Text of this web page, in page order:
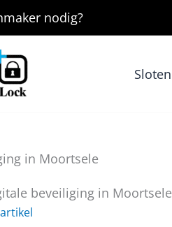
nodig?
in Moortsele
beveiliging in